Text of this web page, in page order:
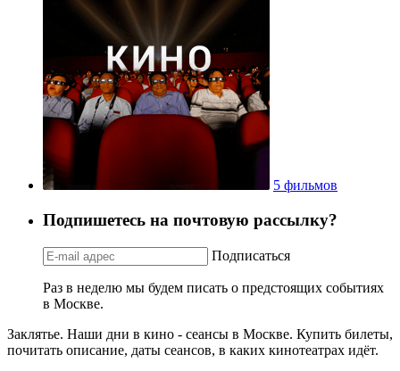
5 фильмов
Подпишетесь на почтовую рассылку?
Подписаться
Раз в неделю мы будем писать о предстоящих событиях
в Москве.
Заклятье. Наши дни в кино - сеансы в Москве. Купить билеты,
почитать описание, даты сеансов, в каких кинотеатрах идёт.